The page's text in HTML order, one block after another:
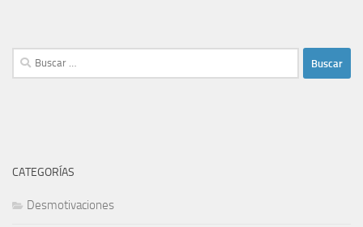
Buscar:
CATEGORÍAS
Desmotivaciones